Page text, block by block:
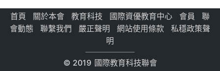
首頁 關於本會 教育科技 國際資優教育中心 會員
聯
會動態
聯繫我們 嚴正聲明 網站使用條款
私穩政策聲
明
© 2019 國際教育科技聯會